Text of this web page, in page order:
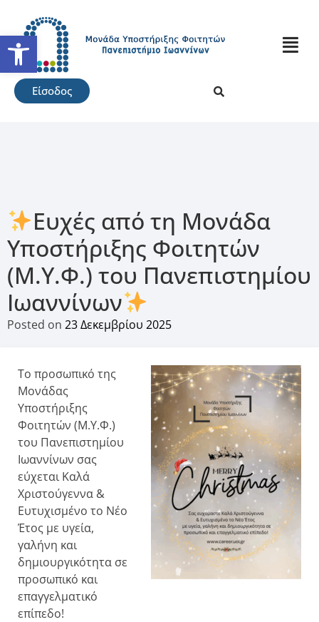
Ανοίξτε τη γραμμή
Είσοδος
Ευχές από τη Μονάδα
Υποστήριξης Φοιτητών
(Μ.Υ.Φ.) του Πανεπιστημίου
Ιωαννίνων
Posted on 23 Δεκεμβρίου 2025
Το προσωπικό της
Μονάδας
Υποστήριξης
Φοιτητών (Μ.Υ.Φ.)
του Πανεπιστημίου
Ιωαννίνων σας
εύχεται Καλά
Χριστούγεννα &
Ευτυχισμένο το Νέο
Έτος με υγεία,
γαλήνη και
δημιουργικότητα σε
προσωπικό και
επαγγελματικό
επίπεδο!